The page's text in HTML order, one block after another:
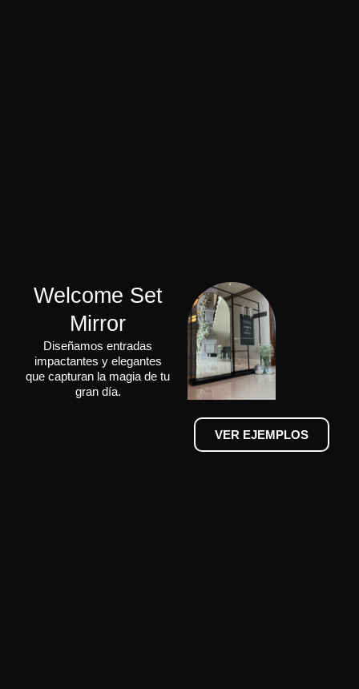
Welcome Set
Mirror
Diseñamos entradas
impactantes y elegantes
que capturan la magia de tu
gran día.
VER EJEMPLOS